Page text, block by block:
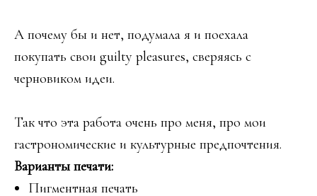
А почему бы и нет, подумала я и поехала
покупать свои guilty pleasures, сверяясь с
черновиком идеи.
Так что эта работа очень про меня, про мои
гастрономические и культурные предпочтения.
Варианты печати:
Пигментная печать